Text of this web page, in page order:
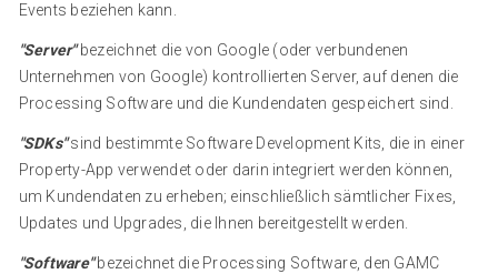
Events beziehen kann.
"Server"bezeichnet die von Google (oder verbundenen
Unternehmen von Google) kontrollierten Server, auf denen die
Processing Software und die Kundendaten gespeichert sind.
"SDKs"sind bestimmte Software Development Kits, die in einer
Property-App verwendet oder darin integriert werden können,
um Kundendaten zu erheben; einschließlich sämtlicher Fixes,
Updates und Upgrades, die Ihnen bereitgestellt werden.
"Software"bezeichnet die Processing Software, den GAMC